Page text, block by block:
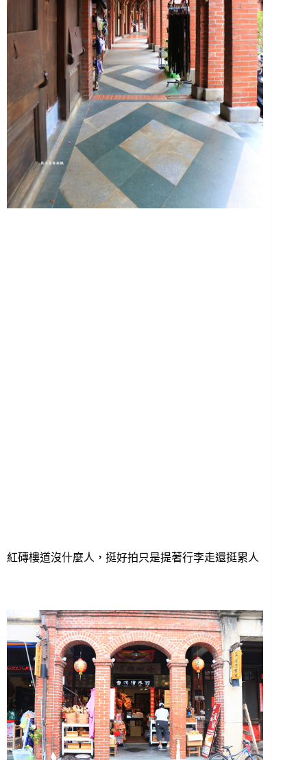
紅磚樓道沒什麼人，挺好拍只是提著行李走還挺累人